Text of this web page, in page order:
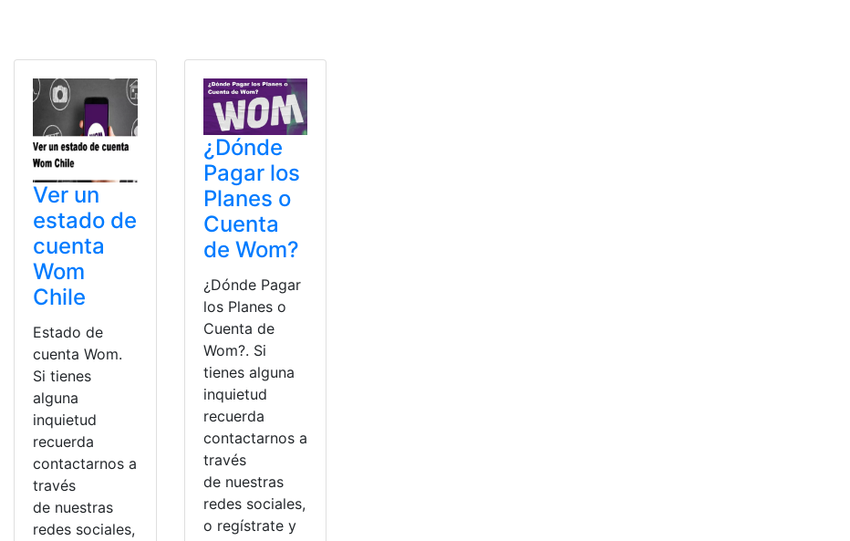
Ver un
estado de
cuenta
Wom
Chile
Estado de
cuenta Wom.
Si tienes
alguna
inquietud
recuerda
contactarnos a
través
de nuestras
redes sociales,
¿Dónde
Pagar los
Planes o
Cuenta
de Wom?
¿Dónde Pagar
los Planes o
Cuenta de
Wom?. Si
tienes alguna
inquietud
recuerda
contactarnos a
través
de nuestras
redes sociales,
o regístrate y